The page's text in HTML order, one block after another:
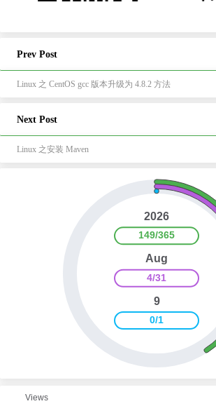
Prev Post
Linux 之 CentOS gcc 版本升级为 4.8.2 方法
Next Post
Linux 之安装 Maven